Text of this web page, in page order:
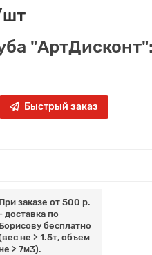
шт
Быстрый заказ
При заказе от 500 р.
доставка по
Борисову бесплатно
не > 1.5т, объем
> 7м3).